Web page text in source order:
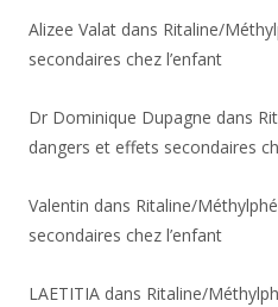
Alizee Valat dans Ritaline/
secondaires chez l’enfant
Dr Dominique Dupagne dans
dangers et effets secondaires
Valentin dans Ritaline/
secondaires chez l’enfant
LAETITIA dans Ritaline/